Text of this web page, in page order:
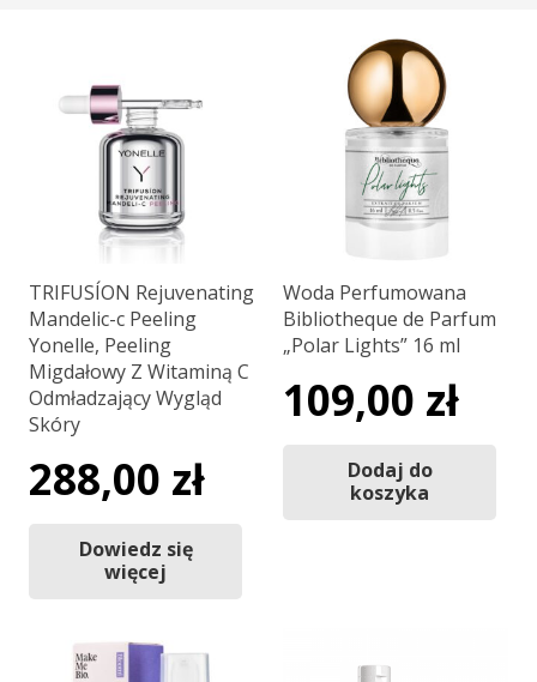
TRIFUSÍON Rejuvenating
Mandelic-c Peeling
Yonelle, Peeling
Migdałowy Z Witaminą C
Odmładzający Wygląd
Skóry
288,00 zł
Dowiedz się
więcej
Woda Perfumowana
Bibliotheque de Parfum
„Polar Lights” 16 ml
109,00 zł
Dodaj do
koszyka